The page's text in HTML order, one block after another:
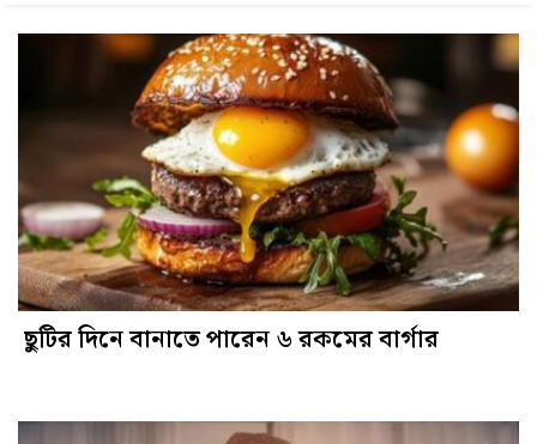
ছুটির দিনে বানাতে পারেন ৬ রকমের বার্গার